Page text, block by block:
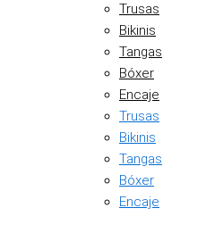
Trusas
Bikinis
Tangas
Bóxer
Encaje
Trusas
Bikinis
Tangas
Bóxer
Encaje